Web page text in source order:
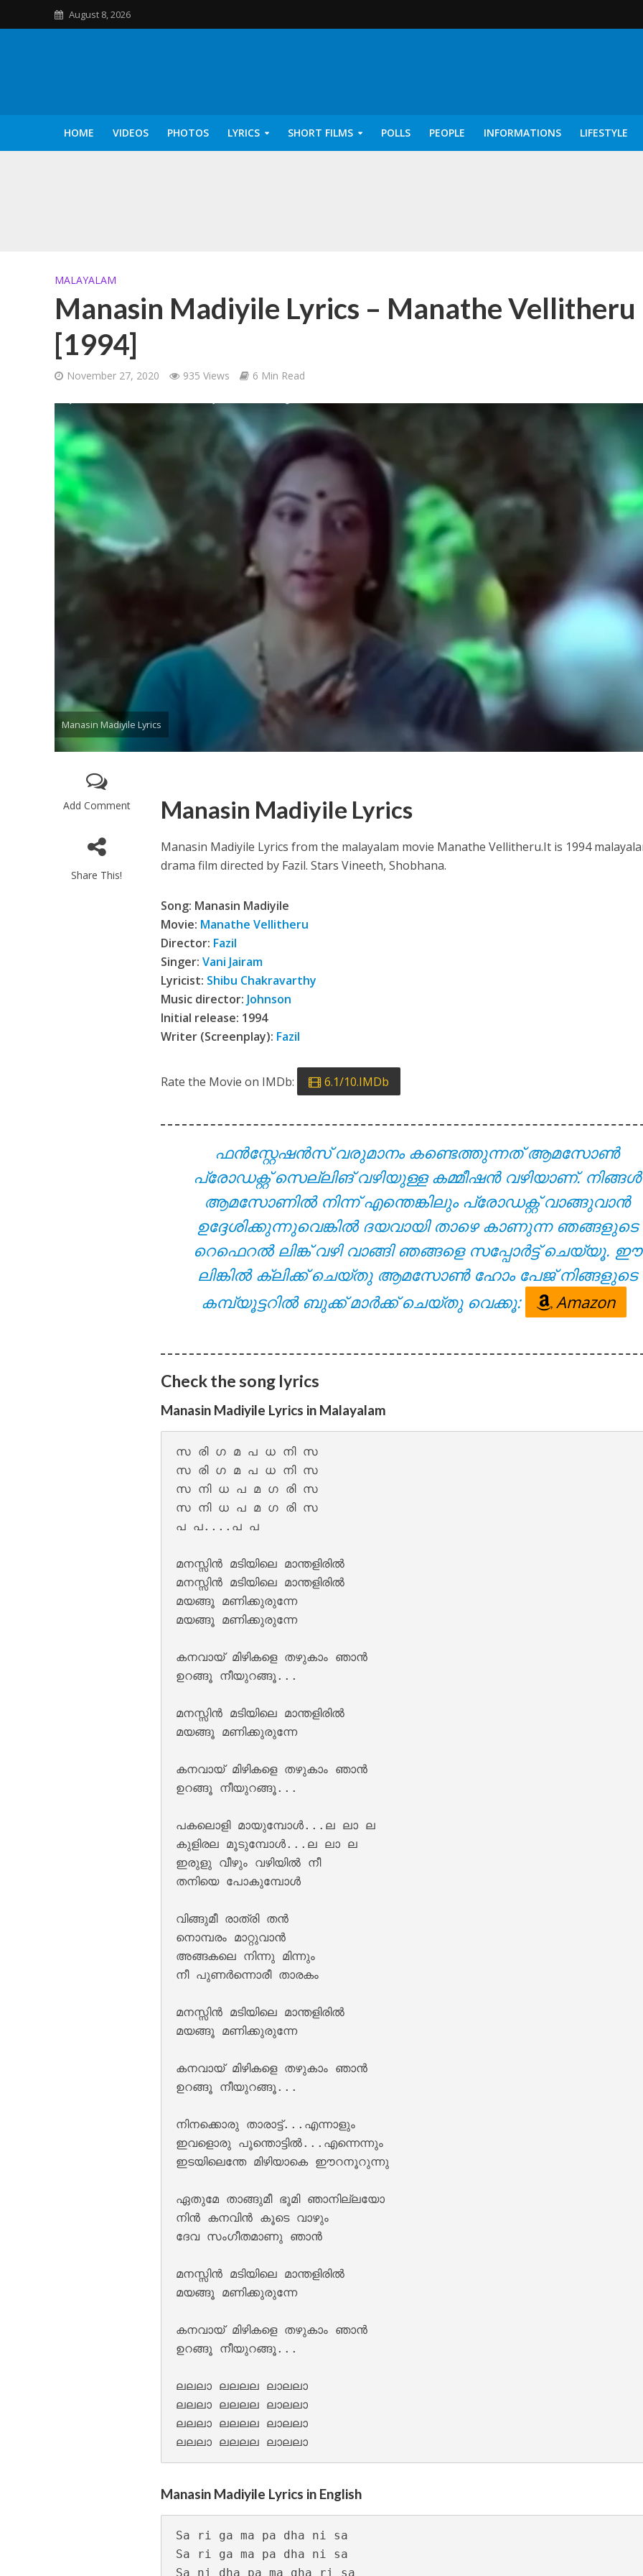
August 8, 2026
HOME VIDEOS PHOTOS LYRICS SHORT FILMS POLLS PEOPLE INFORMATIONS LIFESTYLE
Ponni Nadhi Lyrics – Ponniyin Selvan: I [2022]
Alakadal Lyrics – Ponniyin Selvan: I [2022]
Viral Thodathe Lyrics – Solomante Theneechakal [2022]
Aanandamo Lyrics – Solomante Theneechakal [2022]
Pen Poove Thenvande Lyrics – Sita Ramam [2022]
Kulirillam Vaazhum Lyrics – Jalolsavam [2004]
Mohikkum Neelmizhiyode Lyrics – Maanthrikam [1995]
MALAYALAM
Manasin Madiyile Lyrics – Manathe Vellitheru
[1994]
November 27, 2020 935 Views 6 Min Read
Manasin Madiyile Lyrics
Add Comment
Share This!
Manasin Madiyile Lyrics
Manasin Madiyile Lyrics from the malayalam movie Manathe Vellitheru.It is 1994
drama film directed by Fazil. Stars Vineeth, Shobhana.
Song: Manasin Madiyile
Movie: Manathe Vellitheru
Director: Fazil
Singer:Vani Jairam
Lyricist: Shibu Chakravarthy
Music director: Johnson
Initial release: 1994
Writer (Screenplay): Fazil
Rate the Movie on IMDb: 6.1/10.IMDb
ഫൻസ്റ്റേഷൻസ് വരുമാനം കണ്ടെത്തുന്നത് ആമസോൺ
പ്രോഡക്റ്റ് സെല്ലിങ് വഴിയുള്ള കമ്മീഷൻ വഴിയാണ്. നിങ്ങൾ
ആമസോണിൽ നിന്ന് എന്തെങ്കിലും പ്രോഡക്റ്റ് വാങ്ങുവാൻ
ഉദ്ദേശിക്കുന്നുവെങ്കിൽ ദയവായി താഴെ കാണുന്ന ഞങ്ങളുടെ
റെഫെറൽ ലിങ്ക് വഴി വാങ്ങി ഞങ്ങളെ സപ്പോർട്ട് ചെയ്യൂ. ഈ
ലിങ്കിൽ ക്ലിക്ക് ചെയ്തു ആമസോൺ ഹോം പേജ് നിങ്ങളുടെ
കമ്പ്യൂട്ടറിൽ ബുക്ക് മാർക്ക് ചെയ്തു വെക്കൂ:
Amazon
Check the song lyrics
Manasin Madiyile Lyrics in Malayalam
സ രി ഗ മ പ ധ നി സ
സ രി ഗ മ പ ധ നി സ
സ നി ധ പ മ ഗ രി സ
സ നി ധ പ മ ഗ രി സ
പ പ....പ പ
മനസ്സിന്‍ മടിയിലെ മാന്തളിരില്‍
മനസ്സിന്‍ മടിയിലെ മാന്തളിരില്‍
മയങ്ങൂ മണിക്കുരുന്നേ
മയങ്ങൂ മണിക്കുരുന്നേ
കനവായ് മിഴികളെ തഴുകാം ഞാ‍ന്‍
ഉറങ്ങൂ നീയുറങ്ങൂ...
മനസ്സിന്‍ മടിയിലെ മാന്തളിരില്‍
മയങ്ങൂ മണിക്കുരുന്നേ
കനവായ് മിഴികളെ തഴുകാം ഞാ‍ന്‍
ഉറങ്ങൂ നീയുറങ്ങൂ...
പകലൊളി മായുമ്പോ‍ള്‍...ല ലാ ല
കുളിരല മൂടുമ്പോള്‍...ല ലാ ല
ഇരുളു വീഴും വഴിയില്‍ നീ
തനിയെ പോകുമ്പോള്‍
വിങ്ങുമീ രാത്രി തന്‍
നൊമ്പരം മാറ്റുവാന്‍
അങ്ങകലെ നിന്നു മിന്നും
നീ പുണര്‍ന്നൊരീ താരകം
മനസ്സിന്‍ മടിയിലെ മാന്തളിരില്‍
മയങ്ങൂ മണിക്കുരുന്നേ
കനവായ് മിഴികളെ തഴുകാം ഞാ‍ന്‍
ഉറങ്ങൂ നീയുറങ്ങൂ...
നിനക്കൊരു താരാട്ട്...എന്നാളും
ഇവളൊരു പൂന്തൊട്ടില്‍...എന്നെന്നും
ഇടയിലെന്തേ മിഴിയാകെ ഈറനൂറുന്നു
ഏതുമേ താങ്ങുമീ ഭൂമി ഞാനില്ലയോ
നിന്‍ കനവിന്‍‍ കൂ‍ടെ വാഴും
ദേവ സംഗീതമാണു ഞാന്‍
മനസ്സിന്‍ മടിയിലെ മാന്തളിരില്‍
മയങ്ങൂ മണിക്കുരുന്നേ
കനവായ് മിഴികളെ തഴുകാം ഞാ‍ന്‍
ഉറങ്ങൂ നീയുറങ്ങൂ...
ലലലാ ലലലല ലാലലാ
ലലലാ ലലലല ലാലലാ
ലലലാ ലലലല ലാലലാ
Manasin Madiyile Lyrics in English
Sa ri ga ma pa dha ni sa
Sa ri ga ma pa dha ni sa
Sa ni dha pa ma gha ri sa